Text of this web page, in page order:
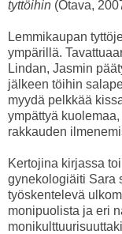
tyttöihin (Otava,
Lemmikaupan
ympärillä.
Lindan, Jasmin
jälkeen töihin
myydä pelkkää
ympättyä
rakkauden
Kertojina kirjassa
gynekologiäiti Sara
työskentelevä
monipuolista ja eri